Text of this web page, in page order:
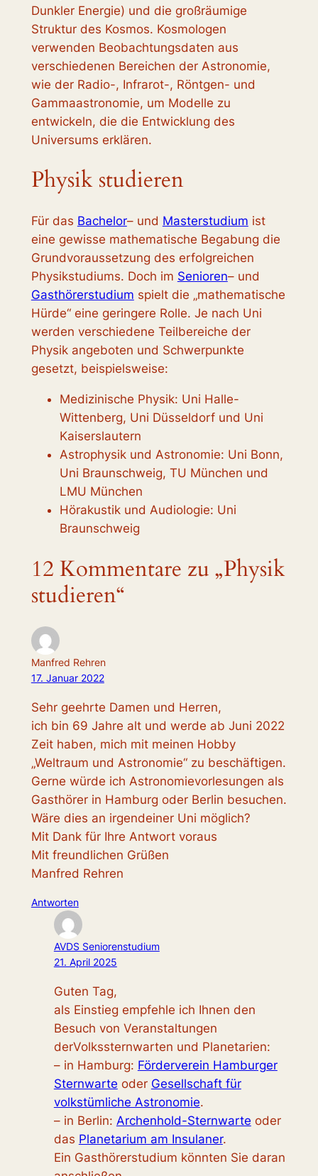
Dunkler Energie) und die großräumige
Struktur des Kosmos. Kosmologen
verwenden Beobachtungsdaten aus
verschiedenen Bereichen der Astronomie,
wie der Radio-, Infrarot-, Röntgen- und
Gammaastronomie, um Modelle zu
entwickeln, die die Entwicklung des
Universums erklären.
Physik studieren
Für das Bachelor– und Masterstudium ist
eine gewisse mathematische Begabung die
Grundvoraussetzung des erfolgreichen
Physikstudiums. Doch im Senioren– und
Gasthörerstudium spielt die „mathematische
Hürde“ eine geringere Rolle. Je nach Uni
werden verschiedene Teilbereiche der
Physik angeboten und Schwerpunkte
gesetzt, beispielsweise:
Medizinische Physik: Uni Halle-
Wittenberg, Uni Düsseldorf und Uni
Kaiserslautern
Astrophysik und Astronomie: Uni Bonn,
Uni Braunschweig, TU München und
LMU München
Hörakustik und Audiologie: Uni
Braunschweig
12 Kommentare zu „Physik
studieren“
Manfred Rehren
17. Januar 2022
Sehr geehrte Damen und Herren,
ich bin 69 Jahre alt und werde ab Juni 2022
Zeit haben, mich mit meinen Hobby
„Weltraum und Astronomie“ zu beschäftigen.
Gerne würde ich Astronomievorlesungen als
Gasthörer in Hamburg oder Berlin besuchen.
Wäre dies an irgendeiner Uni möglich?
Mit Dank für Ihre Antwort voraus
Mit freundlichen Grüßen
Manfred Rehren
Antworten
AVDS Seniorenstudium
21. April 2025
Guten Tag,
als Einstieg empfehle ich Ihnen den
Besuch von Veranstaltungen
derVolkssternwarten und Planetarien:
– in Hamburg: Förderverein Hamburger
Sternwarte oder Gesellschaft für
volkstümliche Astronomie.
– in Berlin: Archenhold-Sternwarte oder
das Planetarium am Insulaner.
Ein Gasthörerstudium könnten Sie daran